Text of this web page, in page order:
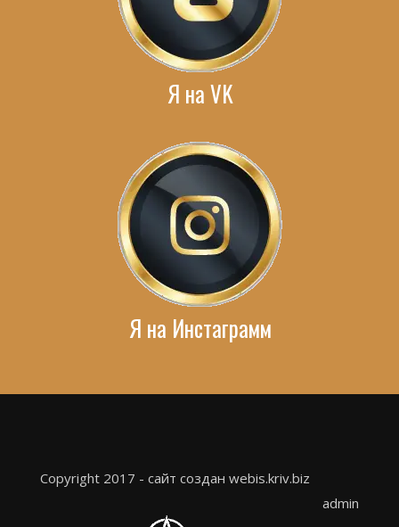
Я на VK
Я на Инстаграмм
Copyright 2017 - сайт создан webis.kriv.biz
admin